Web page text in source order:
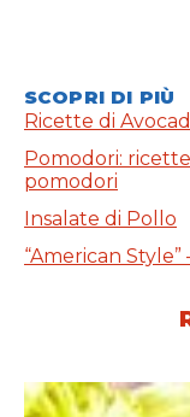
SCOPRI DI PIÙ
Ricette di
Pomodori:
pomodori
Insalate di Pollo
“American